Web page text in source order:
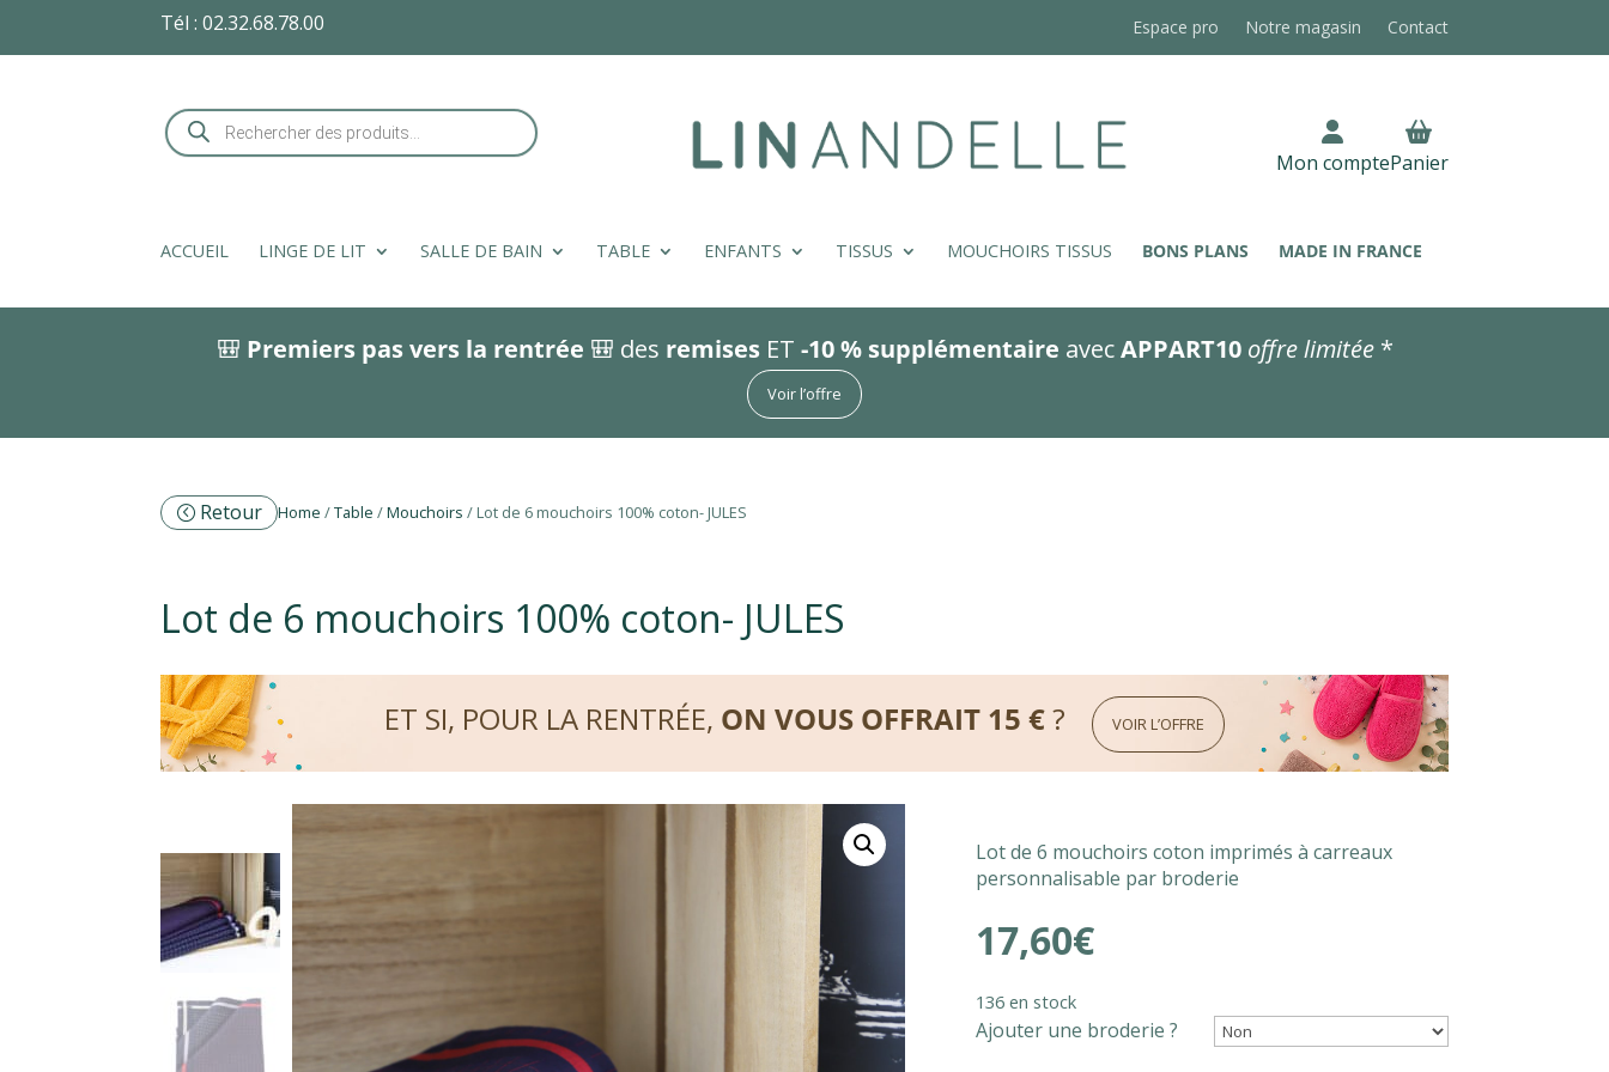
Tél :02.32.68.78.00 Espace pro Notre magasin Contact
Recherche
de
produits Mon comptePanier
ACCUEIL LINGE DE LIT SALLE DE BAIN TABLE ENFANTS TISSUS MOUCHOIRS TISSUS BONS PLANS MADE IN FRANCE
🎒 Premiers pas vers la rentrée 🎒 des remisesET -10 % supplémentaire avecAPPART10 offre limitée*
Voir l’offre
Retour Home /Table /Mouchoirs / Lot de 6 mouchoirs 100% coton- JULES
Lot de 6 mouchoirs 100% coton- JULES
ET SI, POUR LA RENTRÉE, ON VOUS OFFRAIT 15 €? VOIR L’OFFRE
Lot de 6 mouchoirs coton imprimés à carreaux
personnalisable par broderie
17,60€
136 en stock
Ajouter une broderie ?